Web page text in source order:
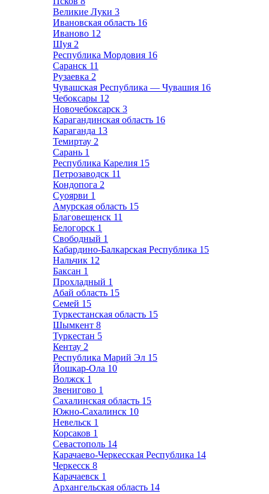
Великие Луки 3
Ивановская область 16
Иваново 12
Шуя 2
Республика Мордовия 16
Саранск 11
Рузаевка 2
Чувашская Республика — Чувашия 16
Чебоксары 12
Новочебоксарск 3
Карагандинская область 16
Караганда 13
Темиртау 2
Сарань 1
Республика Карелия 15
Петрозаводск 11
Кондопога 2
Суоярви 1
Амурская область 15
Благовещенск 11
Белогорск 1
Свободный 1
Кабардино-Балкарская Республика 15
Нальчик 12
Баксан 1
Прохладный 1
Абай область 15
Семей 15
Туркестанская область 15
Шымкент 8
Туркестан 5
Кентау 2
Республика Марий Эл 15
Йошкар-Ола 10
Волжск 1
Звенигово 1
Сахалинская область 15
Южно-Сахалинск 10
Невельск 1
Корсаков 1
Севастополь 14
Карачаево-Черкесская Республика 14
Черкесск 8
Карачаевск 1
Архангельская область 14